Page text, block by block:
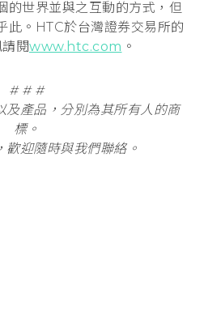
的世界並與之互動的方式，但
此。HTC於台灣證券交易所的
閱www.htc.com 。
# # #
及產品，分別為其所有人的商
標。
歡迎隨時與我們聯絡。